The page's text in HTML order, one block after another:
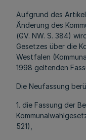
Aufgrund des
Änderung des
(GV. NW. S. 384)
Gesetzes über die
Westfalen
1998 geltenden
Die Neufassung
1. die Fassung der
521),